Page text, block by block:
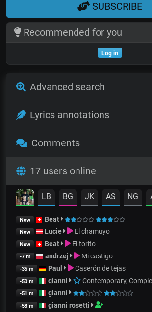
SUBSCRIBE
Recommended for you
Log in
Advanced search
Lyrics annotations
Comments
17 users online
LB BG JK AS NG
Now Beat
Now Lucie El chamuyo
Now Beat El torito
-7 m andrzej Mi castigo
-35 m Paul Caserón de tejas
-50 m gianni Contemporary,
-51 m gianni
-58 m gianni rosetti